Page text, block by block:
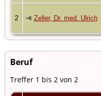
2 Zeller, Dr. med. Ulrich
Beruf
Treffer 1 bis 2 von 2